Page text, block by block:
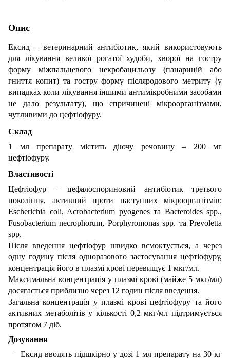
Опис
Ексид – ветеринарний антибіотик, який використовують
для лікування великої рогатої худоби, хворої на гостру
форму міжпальцевого некробацильозу (панарицій або
гниття копит) та гостру форму післяродового метриту (у
випадках коли лікування іншими антимікробними засобами
не дало результату), що спричинені мікроорганізмами,
чутливими до цефтіофуру.
Склад
1 мл препарату містить діючу речовину – 200 мг
цефтіофуру.
Властивості
Цефтіофур – цефалоспориновий антибіотик третього
покоління, активний проти наступних мікроорганізмів:
Escherichia coli, Acrobacterium pyogenes та Bacteroides spp.,
Fusobacterium necrophorum, Porphyromonas spp. та Prevoletta
spp.
Після введення цефтіофур швидко всмоктується, а через
одну годину після одноразового застосування цефтіофуру,
концентрація його в плазмі крові перевищує 1 мкг/мл.
Максимальна концентрація у плазмі крові (майже 5 мкг/мл)
досягається приблизно через 12 годин після введення.
Загальна концентрація у плазмі крові цефтіофуру та його
активних метаболітів у кількості 0,2 мкг/мл підтримується
протягом 7 діб.
Дозування
Ексид вводять підшкірно у дозі 1 мл препарату на 30 кг